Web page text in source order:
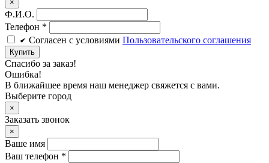
×
Ф.И.О.
Телефон *
Cогласен c условиями Пользовательского соглашения
Купить
Спасибо за заказ!
Ошибка!
В ближайшее время наш менеджер свяжется с вами.
Выберите город
×
Заказать звонок
×
Ваше имя
Ваш телефон *